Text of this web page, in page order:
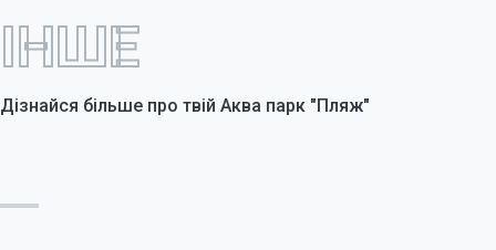
ІНШЕ
Дізнайся більше про твій Аква парк "Пляж"